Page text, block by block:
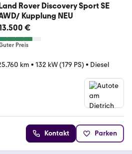
Rover Discovery Sport SE
Kupplung NEU
€
Preis
km • 132 kW (179 PS) • Diesel
Kontakt Parken